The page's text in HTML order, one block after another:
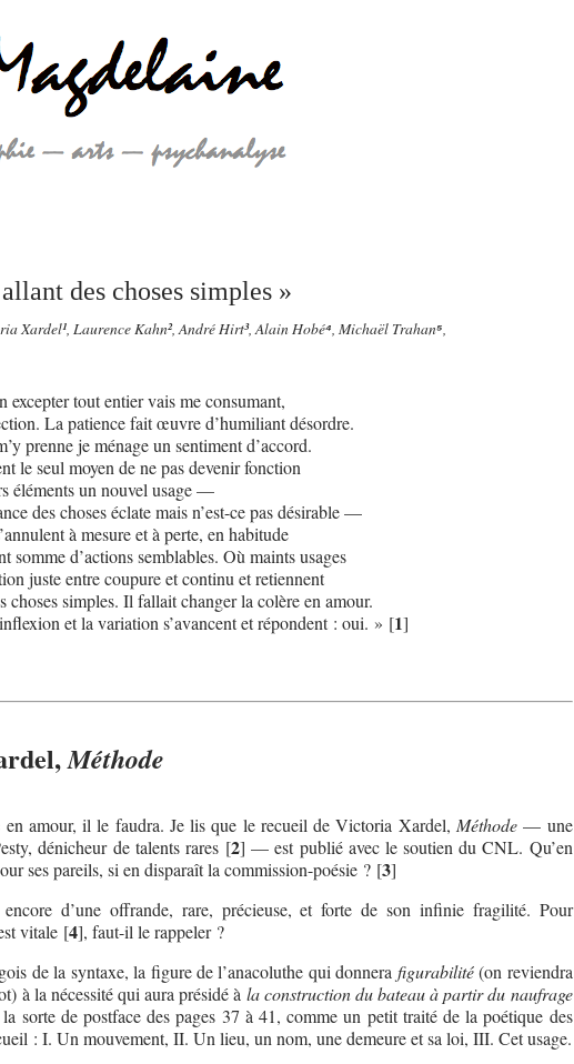
des choses simples »
Xardel¹, Laurence Kahn², André Hirt³, Alain Hobé⁴ , Michaël Trahan⁵
excepter tout entier vais me consumant,
La patience fait œuvre d’humiliant désordre.
prenne je ménage un sentiment d’accord.
le seul moyen de ne pas devenir fonction
éléments un nouvel usage —
des choses éclate mais n’est-ce pas désirable —
à mesure et à perte, en habitude
somme d’actions semblables. Où maints usages
juste entre coupure et continu et retiennent
choses simples. Il fallait changer la colère en amour.
et la variation s’avancent et répondent : oui. » [1]
Méthode
en amour, il le faudra. Je lis que le recueil de Victoria Xardel, Méthode — une
dénicheur de talents rares[2] — est publié avec le soutien du CNL. Qu’en
ses pareils, si en disparaît la commission-poésie ?[3]
d’une offrande, rare, précieuse, et forte de son infinie fragilité. Pour
vitale[4], faut-il le rappeler ?
de la syntaxe, la figure de l’anacoluthe qui donnera figurabilité(on reviendra
à la nécessité qui aura présidé à la construction du bateau à partir du naufrage
la sorte de postface des pages 37 à 41, comme un petit traité de la poétique des
: I. Un mouvement, II. Un lieu, un nom, une demeure et sa loi, III. Cet usage.